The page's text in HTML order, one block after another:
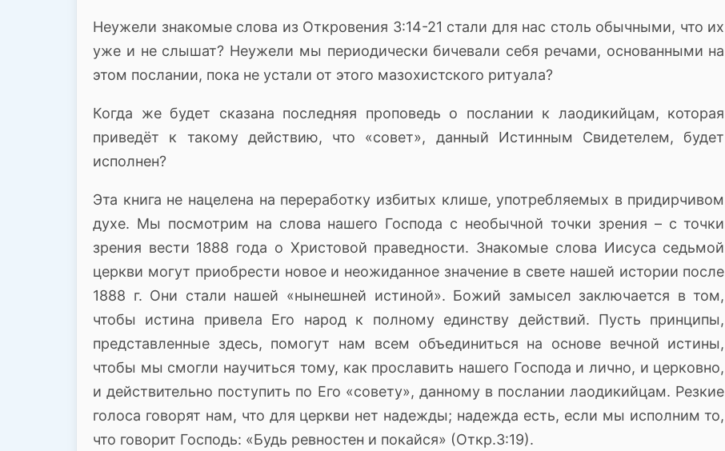
Неужели знакомые слова из Откровения 3:14-21 стали для нас столь обычными, что их
уже и не слышат? Неужели мы периодически бичевали себя речами, основанными на
этом послании, пока не устали от этого мазохистского ритуала?
Когда же будет сказана последняя проповедь о послании к лаодикийцам, которая
приведёт к такому действию, что «совет», данный Истинным Свидетелем, будет
исполнен?
Эта книга не нацелена на переработку избитых клише, употребляемых в придирчивом
духе. Мы посмотрим на слова нашего Господа с необычной точки зрения – с точки
зрения вести 1888 года о Христовой праведности. Знакомые слова Иисуса седьмой
церкви могут приобрести новое и неожиданное значение в свете нашей истории после
1888 г. Они стали нашей «нынешней истиной». Божий замысел заключается в том,
чтобы истина привела Его народ к полному единству действий. Пусть принципы,
представленные здесь, помогут нам всем объединиться на основе вечной истины,
чтобы мы смогли научиться тому, как прославить нашего Господа и лично, и церковно,
и действительно поступить по Его «совету», данному в послании лаодикийцам. Резкие
голоса говорят нам, что для церкви нет надежды; надежда есть, если мы исполним то,
что говорит Господь: «Будь ревностен и покайся» (Откр.3:19).